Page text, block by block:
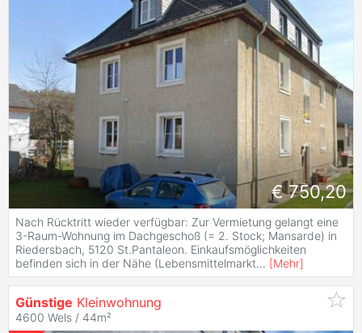
€ 750,20
Nach Rücktritt wieder verfügbar: Zur Vermietung gelangt eine
3-Raum-Wohnung im Dachgeschoß (= 2. Stock; Mansarde) in
Riedersbach, 5120 St.Pantaleon. Einkaufsmöglichkeiten
befinden sich in der Nähe (Lebensmittelmarkt... [Mehr]
Günstige Kleinwohnung
4600 Wels / 44m²